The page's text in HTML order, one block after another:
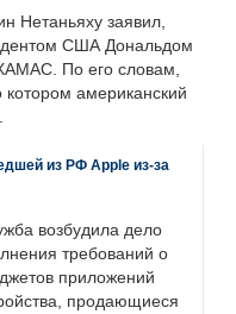
Нетаньяху заявил,
США Дональдом
По его словам,
американский
из РФ Apple из-за
возбудила дело
требований о
приложений
продающиеся